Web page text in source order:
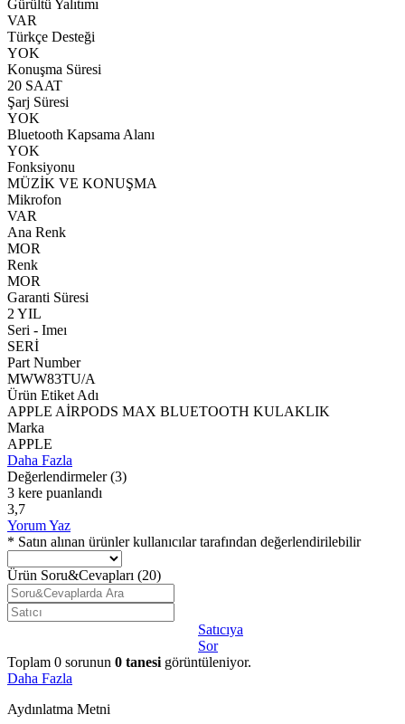
Gürültü Yalıtımı
VAR
Türkçe Desteği
YOK
Konuşma Süresi
20 SAAT
Şarj Süresi
YOK
Bluetooth Kapsama Alanı
YOK
Fonksiyonu
MÜZİK VE KONUŞMA
Mikrofon
VAR
Ana Renk
MOR
Renk
MOR
Garanti Süresi
2 YIL
Seri - Imeı
SERİ
Part Number
MWW83TU/A
Ürün Etiket Adı
APPLE AİRPODS MAX BLUETOOTH KULAKLIK
Marka
APPLE
Daha Fazla
Değerlendirmeler (3)
3 kere puanlandı
3,7
Yorum Yaz
* Satın alınan ürünler kullanıcılar tarafından değerlendirilebilir
Ürün Soru&Cevapları (20)
Satıcıya
Sor
Toplam 0 sorunun 0 tanesi görüntüleniyor.
Daha Fazla
Aydınlatma Metni